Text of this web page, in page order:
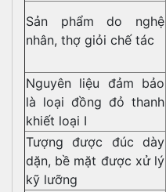
Sản phẩm do nghệ
nhân, thợ giỏi chế tác
Nguyên liệu đảm bảo
là loại đồng đỏ thanh
khiết loại I
Tượng được đúc dày
dặn, bề mặt được xử lý
kỹ lưỡng